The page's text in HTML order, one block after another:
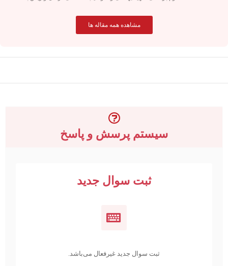
مشاهده همه مقاله ها
سیستم پرسش و پاسخ
ثبت سوال جدید
ثبت سوال جدید غیرفعال می‌باشد.